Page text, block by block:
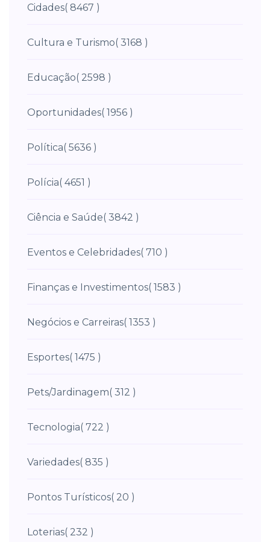
Cidades( 8467 )
Cultura e Turismo( 3168 )
Educação( 2598 )
Oportunidades( 1956 )
Política( 5636 )
Polícia( 4651 )
Ciência e Saúde( 3842 )
Eventos e Celebridades( 710 )
Finanças e Investimentos( 1583 )
Negócios e Carreiras( 1353 )
Esportes( 1475 )
Pets/Jardinagem( 312 )
Tecnologia( 722 )
Variedades( 835 )
Pontos Turísticos( 20 )
Loterias( 232 )